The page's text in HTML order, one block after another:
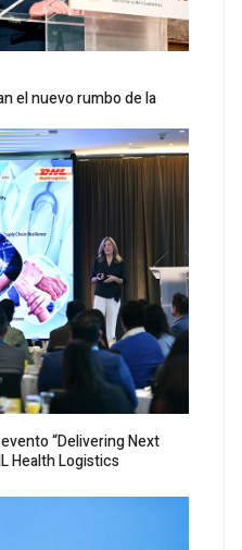
el nuevo rumbo de la
“Delivering Next
Health Logistics